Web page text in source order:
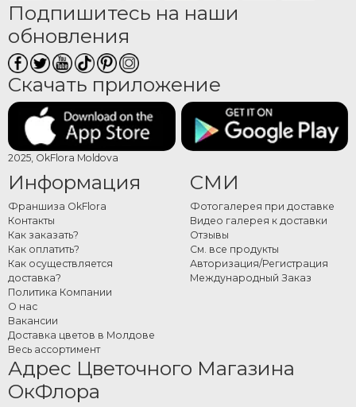
Подпишитесь на наши
обновления
Скачать приложение
2025, OkFlora Moldova
Информация
Франшиза OkFlora
Контакты
Как заказать?
Как оплатить?
Как осуществляется
доставка?
Политика Компании
О нас
Вакансии
Доставка цветов в Молдове
Весь ассортимент
СМИ
Фотогалерея при доставке
Видео галерея к доставки
Отзывы
См. все продукты
Авторизация/Регистрация
Международный Заказ
Адрес Цветочного Магазина
ОкФлора